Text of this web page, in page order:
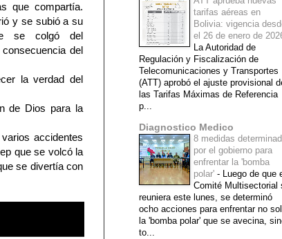
que compartía.
y se subió a su
se colgó del
del
la verdad del
de Dios para la
accidentes
que se volcó la
se divertía con
tarifas aéreas en
Bolivia: vigencia
el 26 de enero de
La Autoridad de
Regulación y Fiscalización de
Telecomunicaciones y Transportes
(ATT) aprobó el ajuste provisional
las Tarifas Máximas de Referencia
p...
Diagnostico Medico
8 medidas
por el gobierno para
enfrentar la 'bomba
polar' - Luego de que
Comité Multisectorial
reuniera este lunes, se determinó
ocho acciones para enfrentar no
la 'bomba polar' que se avecina,
to...